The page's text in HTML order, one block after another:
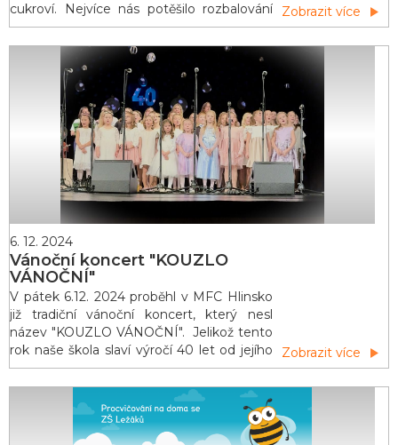
cukroví. Nejvíce nás potěšilo rozbalování
dárečků, které jsme našli pod
stromečkem. Celé dopoledne jsme si
náramně užili. Všem přejeme veselé a
pohodové Vánoce. Motýlci
Zobrazit více
6. 12. 2024
Vánoční koncert "KOUZLO
VÁNOČNÍ"
V pátek 6.12. 2024 proběhl v MFC Hlinsko
již tradiční vánoční koncert, který nesl
název "KOUZLO VÁNOČNÍ". Jelikož tento
rok naše škola slaví výročí 40 let od jejího
založení, byl koncert slavnostně zahájen
fanfárou "Te deum" (autor Marc-Antoine
Charpentier). Po jeho zahájení dostal slovo
pan ředitel Tomáš Louda, který vyzval na
podium bývalé ředitelky školy. Po
Zobrazit více